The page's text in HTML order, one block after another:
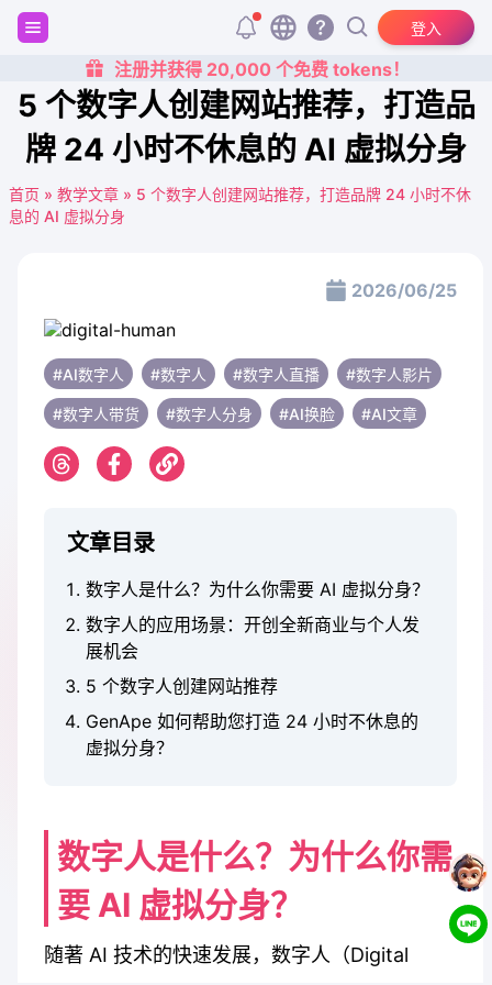
登入
注册并获得 20,000 个免费 tokens！
5 个数字人创建网站推荐，打造品
牌 24 小时不休息的 AI 虚拟分身
首页 » 教学文章 » 5 个数字人创建网站推荐，打造品牌 24 小时不休
息的 AI 虚拟分身
2026/06/25
#AI数字人 #数字人 #数字人直播 #数字人影片
#数字人带货 #数字人分身 #AI换脸 #AI文章
文章目录
数字人是什么？为什么你需要 AI 虚拟分身？
数字人的应用场景：开创全新商业与个人发
展机会
5 个数字人创建网站推荐
GenApe 如何帮助您打造 24 小时不休息的
虚拟分身？
数字人是什么？为什么你需
要 AI 虚拟分身？
随著 AI 技术的快速发展，数字人（Digital